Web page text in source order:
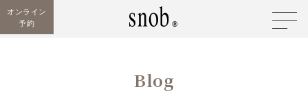
オンライン
予約
Blog